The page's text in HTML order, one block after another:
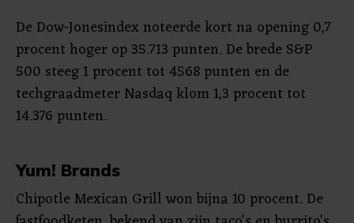
De Dow-Jonesindex noteerde kort na opening 0,7
procent hoger op 35.713 punten. De brede S&P
500 steeg 1 procent tot 4568 punten en de
techgraadmeter Nasdaq klom 1,3 procent tot
14.376 punten.
Yum! Brands
Chipotle Mexican Grill won bijna 10 procent. De